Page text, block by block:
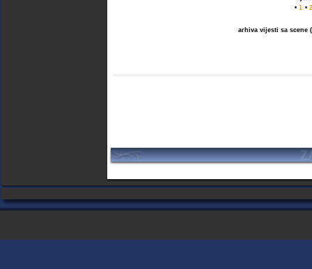
• 1 • 2
arhiva vijesti sa scene